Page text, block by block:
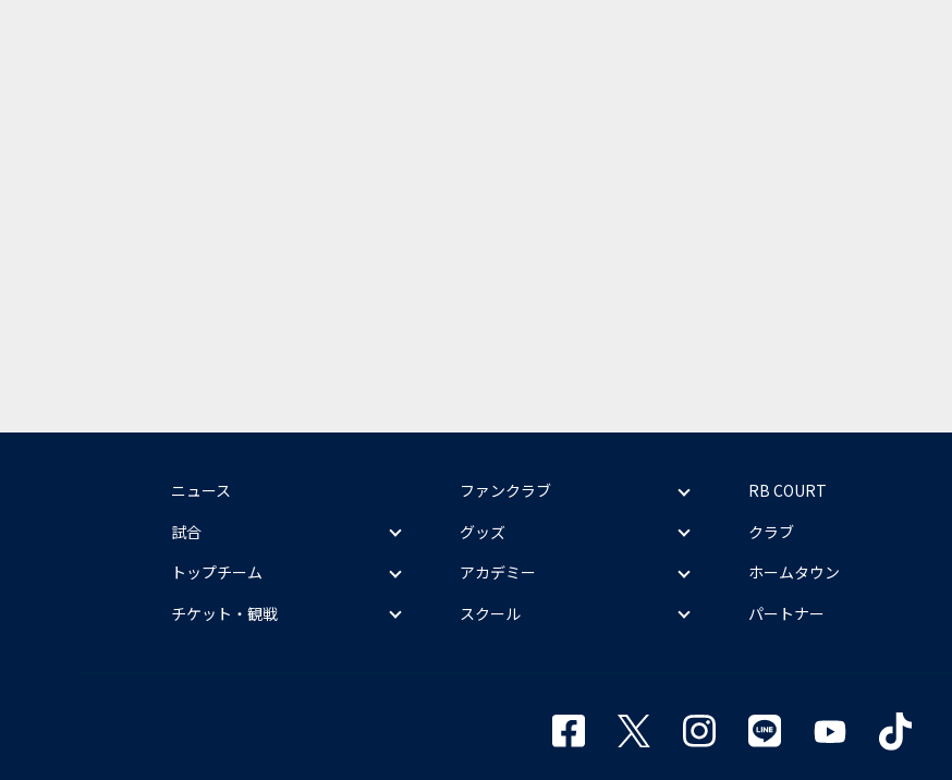
ニュース
試合
トップチーム
チケット・観戦
ファンクラブ
グッズ
アカデミー
スクール
RB COURT
クラブ
ホームタウン
パートナー